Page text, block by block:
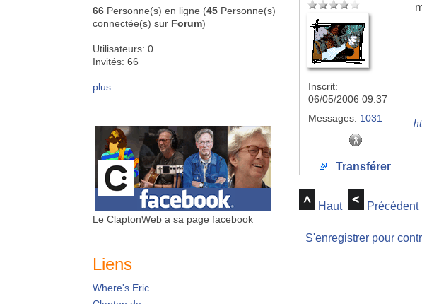
66 Personne(s) en ligne (45 Personne(s)
connectée(s) sur Forum)
Utilisateurs: 0
Invités: 66
plus...
Le ClaptonWeb a sa page facebook
Liens
Where's Eric
Inscrit:
06/05/2006 09:37
Messages: 1031
Transférer
Haut Précédent
S'enregistrer pour